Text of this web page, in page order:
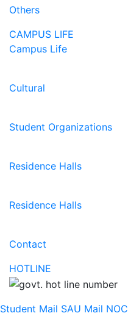
Others
CAMPUS LIFE
Campus Life
Cultural
Student Organizations
Residence Halls
Residence Halls
Contact
HOTLINE
Student Mail SAU Mail NOC